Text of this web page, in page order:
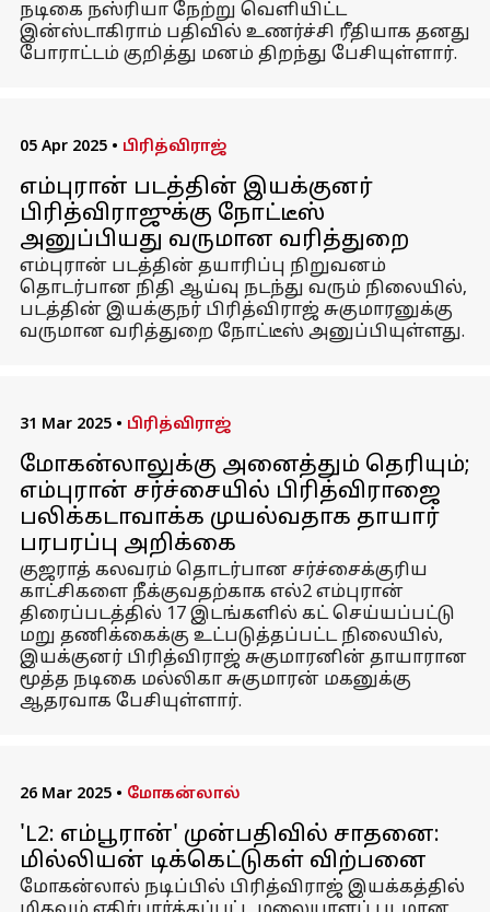
நடிகை நஸ்ரியா நேற்று வெளியிட்ட
இன்ஸ்டாகிராம் பதிவில் உணர்ச்சி ரீதியாக தனது
போராட்டம் குறித்து மனம் திறந்து பேசியுள்ளார்.
05 Apr 2025 • பிரித்விராஜ்
எம்புரான் படத்தின் இயக்குனர்
பிரித்விராஜுக்கு நோட்டீஸ்
அனுப்பியது வருமான வரித்துறை
எம்புரான் படத்தின் தயாரிப்பு நிறுவனம்
தொடர்பான நிதி ஆய்வு நடந்து வரும் நிலையில்,
படத்தின் இயக்குநர் பிரித்விராஜ் சுகுமாரனுக்கு
வருமான வரித்துறை நோட்டீஸ் அனுப்பியுள்ளது.
31 Mar 2025 • பிரித்விராஜ்
மோகன்லாலுக்கு அனைத்தும் தெரியும்;
எம்புரான் சர்ச்சையில் பிரித்விராஜை
பலிக்கடாவாக்க முயல்வதாக தாயார்
பரபரப்பு அறிக்கை
குஜராத் கலவரம் தொடர்பான சர்ச்சைக்குரிய
காட்சிகளை நீக்குவதற்காக எல்2 எம்புரான்
திரைப்படத்தில் 17 இடங்களில் கட் செய்யப்பட்டு
மறு தணிக்கைக்கு உட்படுத்தப்பட்ட நிலையில்,
இயக்குனர் பிரித்விராஜ் சுகுமாரனின் தாயாரான
மூத்த நடிகை மல்லிகா சுகுமாரன் மகனுக்கு
ஆதரவாக பேசியுள்ளார்.
26 Mar 2025 • மோகன்லால்
'L2: எம்பூரான்' முன்பதிவில் சாதனை:
மில்லியன் டிக்கெட்டுகள் விற்பனை
மோகன்லால் நடிப்பில் பிரித்விராஜ் இயக்கத்தில்